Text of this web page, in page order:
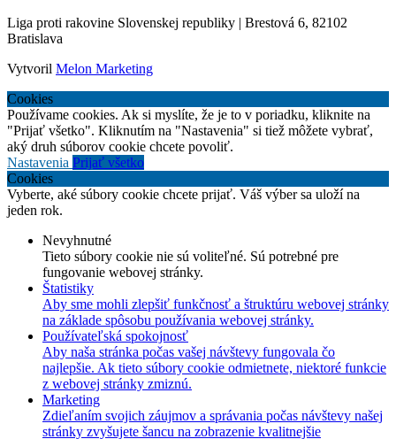
Liga proti rakovine Slovenskej republiky | Brestová 6, 82102
Bratislava
Vytvoril Melon Marketing
Cookies
Používame cookies. Ak si myslíte, že je to v poriadku, kliknite na
"Prijať všetko". Kliknutím na "Nastavenia" si tiež môžete vybrať,
aký druh súborov cookie chcete povoliť.
Nastavenia Prijať všetko
Cookies
Vyberte, aké súbory cookie chcete prijať. Váš výber sa uloží na
jeden rok.
Nevyhnutné
Tieto súbory cookie nie sú voliteľné. Sú potrebné pre
fungovanie webovej stránky.
Štatistiky
Aby sme mohli zlepšiť funkčnosť a štruktúru webovej stránky
na základe spôsobu používania webovej stránky.
Používateľská spokojnosť
Aby naša stránka počas vašej návštevy fungovala čo
najlepšie. Ak tieto súbory cookie odmietnete, niektoré funkcie
z webovej stránky zmiznú.
Marketing
Zdieľaním svojich záujmov a správania počas návštevy našej
stránky zvyšujete šancu na zobrazenie kvalitnejšie